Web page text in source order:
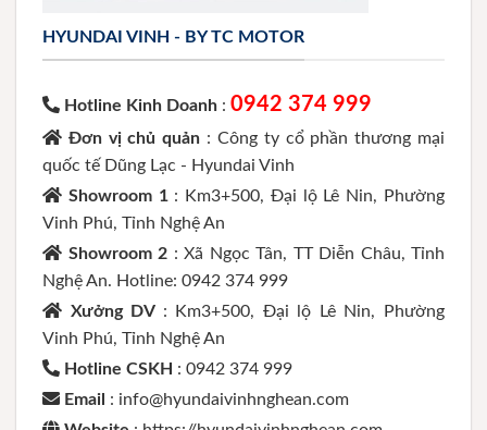
HYUNDAI VINH - BY TC MOTOR
Hotline Kinh Doanh : 0942 374 999
Đơn vị chủ quản : Công ty cổ phần thương mại
quốc tế Dũng Lạc - Hyundai Vinh
Showroom 1 : Km3+500, Đại lộ Lê Nin, Phường
Vinh Phú, Tỉnh Nghệ An
Showroom 2 : Xã Ngọc Tân, TT Diễn Châu, Tỉnh
Nghệ An. Hotline: 0942 374 999
Xưởng DV : Km3+500, Đại lộ Lê Nin, Phường
Vinh Phú, Tỉnh Nghệ An
Hotline CSKH : 0942 374 999
Email : info@hyundaivinhnghean.com